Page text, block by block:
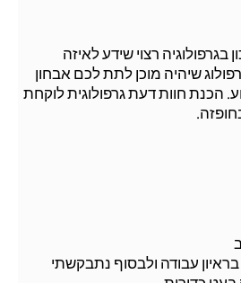
רצוי שידע לאיזה
שיהיה מוכן לתת לכם אבחון
הכנת חוות דעת גרפולוגית לוקחת
עבודה ולבסוף נתבקשתי